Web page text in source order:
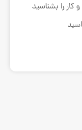
را بشناسید